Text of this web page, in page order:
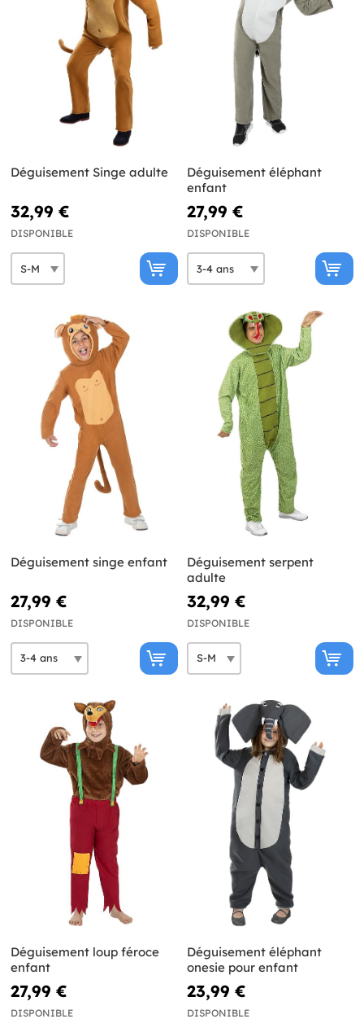
Déguisement Singe adulte
32,99 €
DISPONIBLE
Déguisement éléphant
enfant
27,99 €
DISPONIBLE
Déguisement singe enfant
27,99 €
DISPONIBLE
Déguisement serpent
adulte
32,99 €
DISPONIBLE
Déguisement loup féroce
enfant
27,99 €
DISPONIBLE
Déguisement éléphant
onesie pour enfant
23,99 €
DISPONIBLE